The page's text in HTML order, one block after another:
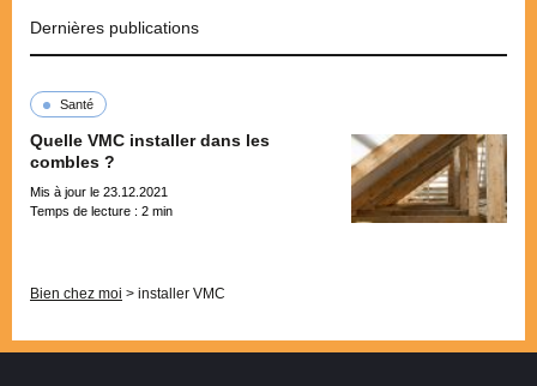
Dernières publications
Santé
Quelle VMC installer dans les
combles ?
Mis à jour le 23.12.2021
Temps de lecture : 2 min
Bien chez moi > installer VMC